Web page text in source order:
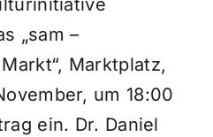
„sam –
Marktplatz,
um 18:00
ein. Dr. Daniel